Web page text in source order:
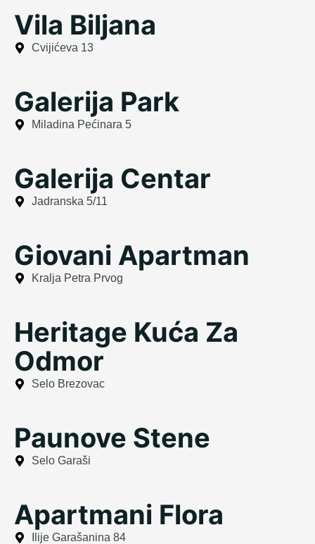
Vila Biljana
Cvijićeva 13
Galerija Park
Miladina Pećinara 5
Galerija Centar
Jadranska 5/11
Giovani Apartman
Kralja Petra Prvog
Heritage Kuća Za
Odmor
Selo Brezovac
Paunove Stene
Selo Garaši
Apartmani Flora
Ilije Garašanina 84